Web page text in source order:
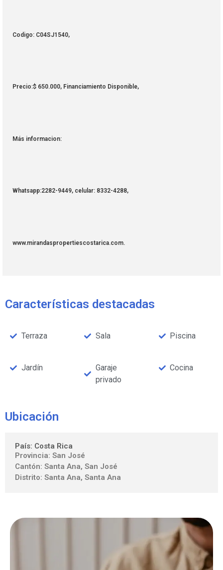
Codigo: C04SJ1540,
Precio:$ 650.000, Financiamiento Disponible,
Más informacion:
Whatsapp:2282-9449, celular: 8332-4288,
www.mirandaspropertiescostarica.com.
Características destacadas
Terraza Sala Piscina
Jardín
Garaje
privado
Cocina
Ubicación
País: Costa Rica
Provincia: San José
Cantón: Santa Ana, San José
Distrito: Santa Ana, Santa Ana